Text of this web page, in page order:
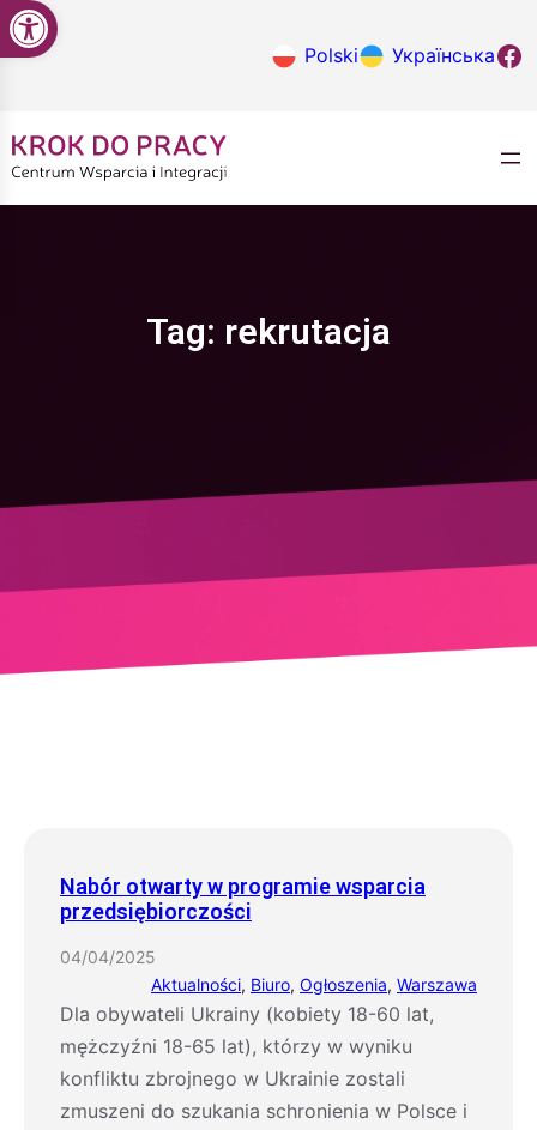
Przejdź
do
Polski УкраїнськаKrok
Tag: rekrutacja
Nabór otwarty w programie wsparcia
przedsiębiorczości
04/04/2025
Aktualności, Biuro, Ogłoszenia, Warszawa
Dla obywateli Ukrainy (kobiety 18-60 lat,
mężczyźni 18-65 lat), którzy w wyniku
konfliktu zbrojnego w Ukrainie zostali
zmuszeni do szukania schronienia w Polsce i